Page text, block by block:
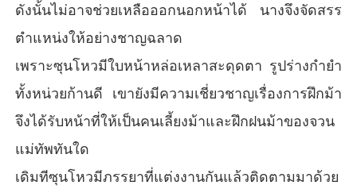
ดังนั้นไม่อาจช่วยเหลือออกนอกหน้าได้ นางจึงจัดสรร
ตำแหน่งให้อย่างชาญฉลาด
เพราะซุนโหวมีใบหน้าหล่อเหลาสะดุดตา รูปร่างกำยำ
ทั้งหน่วยก้านดี เขายังมีความเชี่ยวชาญเรื่องการฝึกม้า
จึงได้รับหน้าที่ให้เป็นคนเลี้ยงม้าและฝึกฝนม้าของจวน
แม่ทัพทันใด
เดิมทีซุนโหวมีภรรยาที่แต่งงานกันแล้วติดตามมาด้วย